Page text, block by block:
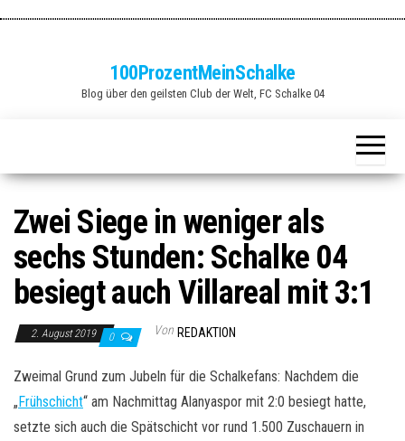
100ProzentMeinSchalke
Blog über den geilsten Club der Welt, FC Schalke 04
Zwei Siege in weniger als
sechs Stunden: Schalke 04
besiegt auch Villareal mit 3:1
2. August 2019 0 Von REDAKTION
Zweimal Grund zum Jubeln für die Schalkefans: Nachdem die
„Frühschicht“ am Nachmittag Alanyaspor mit 2:0 besiegt hatte,
setzte sich auch die Spätschicht vor rund 1.500 Zuschauern in